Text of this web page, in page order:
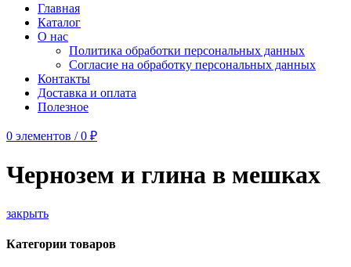
Главная
Каталог
О нас
Политика обработки персональных данных
Согласие на обработку персональных данных
Контакты
Доставка и оплата
Полезное
0 элементов / 0 ₽
Чернозем и глина в мешках
закрыть
Категории товаров